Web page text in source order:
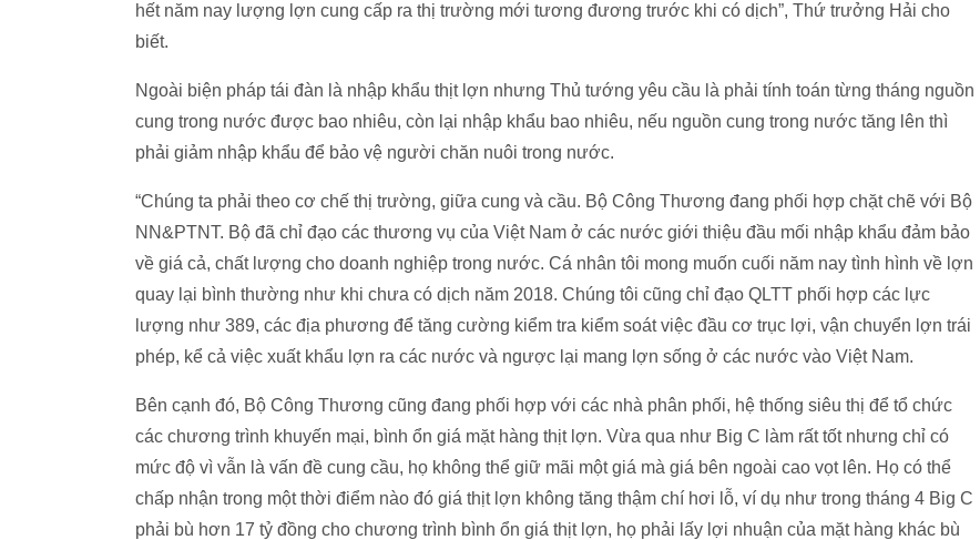
hết năm nay lượng lợn cung cấp ra thị trường mới tương đương trước khi có dịch”, Thứ trưởng Hải cho
biết.
Ngoài biện pháp tái đàn là nhập khẩu thịt lợn nhưng Thủ tướng yêu cầu là phải tính toán từng tháng nguồn
cung trong nước được bao nhiêu, còn lại nhập khẩu bao nhiêu, nếu nguồn cung trong nước tăng lên thì
phải giảm nhập khẩu để bảo vệ người chăn nuôi trong nước.
“Chúng ta phải theo cơ chế thị trường, giữa cung và cầu. Bộ Công Thương đang phối hợp chặt chẽ với Bộ
NN&PTNT. Bộ đã chỉ đạo các thương vụ của Việt Nam ở các nước giới thiệu đầu mối nhập khẩu đảm bảo
về giá cả, chất lượng cho doanh nghiệp trong nước. Cá nhân tôi mong muốn cuối năm nay tình hình về lợn
quay lại bình thường như khi chưa có dịch năm 2018. Chúng tôi cũng chỉ đạo QLTT phối hợp các lực
lượng như 389, các địa phương để tăng cường kiểm tra kiểm soát việc đầu cơ trục lợi, vận chuyển lợn trái
phép, kể cả việc xuất khẩu lợn ra các nước và ngược lại mang lợn sống ở các nước vào Việt Nam.
Bên cạnh đó, Bộ Công Thương cũng đang phối hợp với các nhà phân phối, hệ thống siêu thị để tổ chức
các chương trình khuyến mại, bình ổn giá mặt hàng thịt lợn. Vừa qua như Big C làm rất tốt nhưng chỉ có
mức độ vì vẫn là vấn đề cung cầu, họ không thể giữ mãi một giá mà giá bên ngoài cao vọt lên. Họ có thể
chấp nhận trong một thời điểm nào đó giá thịt lợn không tăng thậm chí hơi lỗ, ví dụ như trong tháng 4 Big C
phải bù hơn 17 tỷ đồng cho chương trình bình ổn giá thịt lợn, họ phải lấy lợi nhuận của mặt hàng khác bù